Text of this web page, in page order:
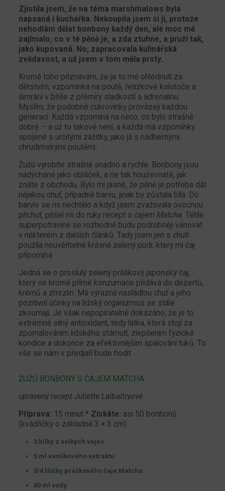
Zjistila jsem, že na téma marshmalows byla
napsaná i kuchařka. Nekoupila jsem si ji, protože
nehodlám dělat bonbony každý den, ale moc mě
zajímalo, co v té pěně je, a zda ztuhne, a pruží tak,
jako kupovaná. No, zapracovala kulinářská
zvědavost, a už jsem v tom měla prsty.
Kromě toho přiznávám, že je to mé ohlédnutí za
dětstvím, vzpomínka na poutě, řetízkové kolotoče a
šimrání v břiše z přemíry sladkostí a adrenalinu.
Myslím, že podobné cukrovinky provázejí každou
generaci. Každá vzpomíná na něco, co bylo strašně
dobré – a už to takové není, a každá má vzpomínky
spojené s určitými zážitky, jako já s nádhernými
chrudimskými poutěmi.
Žužú vyrobíte strašně snadno a rychle. Bonbony jsou
nadýchané jako obláček, a ne tak houževnaté, jak
znáte z obchodu. Bylo mi jasné, že pěně je potřeba dát
nějakou chuť, případně barvu, jinak by zůstala bílá. Do
barviv se mi nechtělo a když jsem zvažovala ovocnou
příchuť, přišel mi do ruky recept s čajem Matcha. Téhle
superpotravině se rozhodně budu podrobněji věnovat
v některém z dalších článků. Tady jsem jen s chutí
použila neuvěřitelně krásně zelený pudr, který mi čaj
připomíná.
Jedná se o proslulý zelený práškový japonský čaj,
který se kromě přímé konzumace přidává do dezertů,
krémů a zmrzlin. Má výrazně nasládlou chuť a jeho
pozitivní účinky na lidský organizmus se stále
zkoumají. Je však nepopiratelně dokázáno, že je to
extrémně silný antioxidant, tedy látka, která stojí za
zpomalováním lidského stárnutí, zlepšením fyzické
kondice a dokonce za efektivnějším spalování tuků. To
vše se nám v předjaří bude hodit.
ŽUŽÚ BONBONY S ČAJEM MATCHA
upravený recept Juliette Lalbaltryové
Příprava: 15 minut * Získáte: asi 50 bonbonů
(kvádříčky o základně 3 × 3 cm)
3 bílky z velkých vajec
5 ml vanilkového extraktu
3/4 lžičky práškového čaje Matcha
80 ml vody